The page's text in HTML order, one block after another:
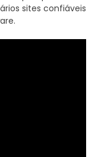
sites confiáveis